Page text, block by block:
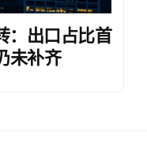
：出口占比首
未补齐